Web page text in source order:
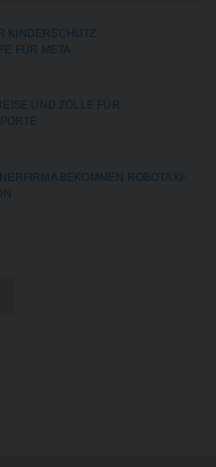
KINDERSCHUTZ:
FÜR META
UND ZÖLLE FÜR
BEKOMMEN ROBOTAXI-